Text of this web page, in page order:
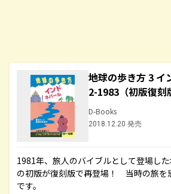
地球の歩き方 3 イ
2-1983（初版復刻
D-Books
2018.12.20 発売
1981年、旅人のバイブルとして登場し
の初版が復刻版で再登場！ 当時の旅を
です。